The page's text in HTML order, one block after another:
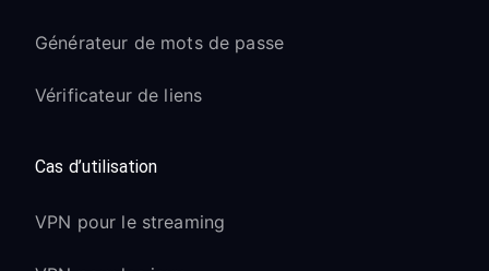
Générateur de mots de passe
Vérificateur de liens
Cas d’utilisation
VPN pour le streaming